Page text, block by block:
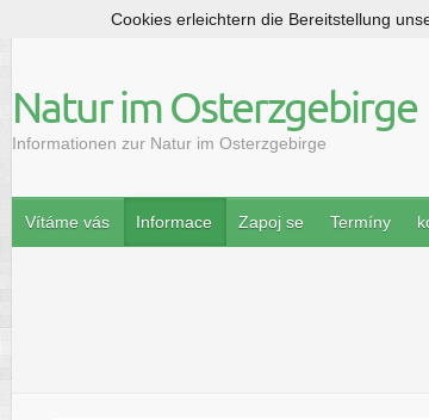
p
t
c
n
Natur im Osterzgebirge
Informationen zur Natur im Osterzgebirge
Vítáme vás Informace Zapoj se Termíny
Cookies erleichtern die Bereitstellung